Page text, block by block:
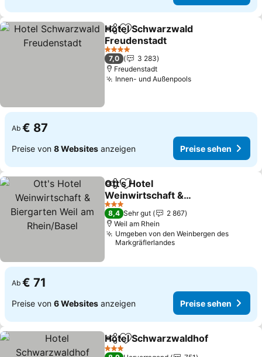
TeilenZu Favoriten hinzufügen
Hotel Schwarzwald
Freudenstadt
4 Sterne
7,0
3 283
Freudenstadt
Innen- und Außenpools
Ab € 87
Preise von 8 Websites anzeigen Preise sehen
TeilenZu Favoriten hinzufügen
Ott's Hotel
Weinwirtschaft &
Biergarten Weil am
Rhein/Basel
3 Sterne
8,4 Sehr gut
2 867
Weil am Rhein
Umgeben von den Weinbergen des
Markgräflerlandes
Ab € 71
Preise von 6 Websites anzeigen Preise sehen
TeilenZu Favoriten hinzufügen
Hotel Schwarzwaldhof
3 Sterne